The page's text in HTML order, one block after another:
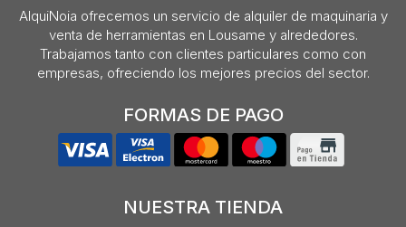
AlquiNoia ofrecemos un servicio de alquiler de maquinaria y
venta de herramientas en Lousame y alrededores.
Trabajamos tanto con clientes particulares como con
empresas, ofreciendo los mejores precios del sector.
FORMAS DE PAGO
NUESTRA TIENDA